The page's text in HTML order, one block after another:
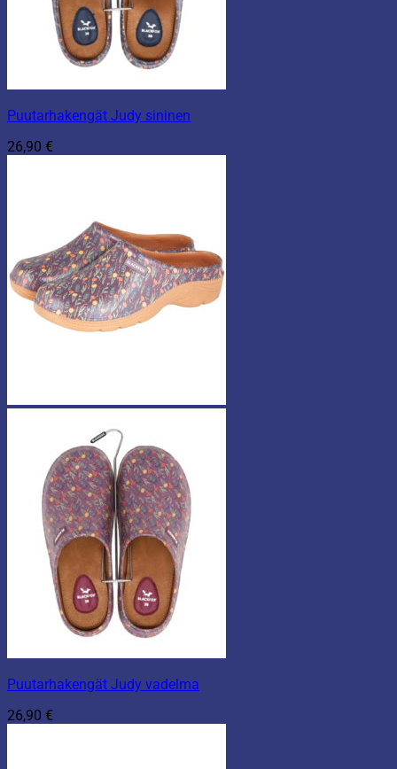
Puutarhakengät Judy sininen
26,90 €
Puutarhakengät Judy vadelma
26,90 €